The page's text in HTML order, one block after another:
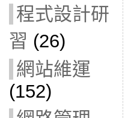
程式設計研
習 (26)
網站維運
(152)